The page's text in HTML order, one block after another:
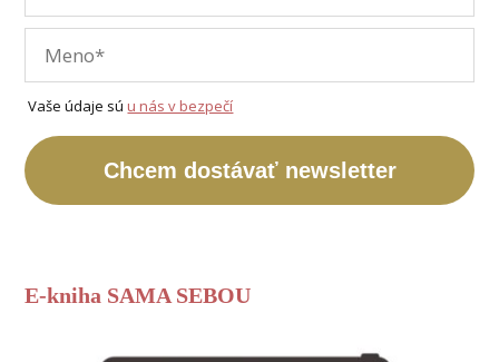
Vaše údaje súu nás v bezpečí
Chcem dostávať newsletter
E-kniha SAMA SEBOU